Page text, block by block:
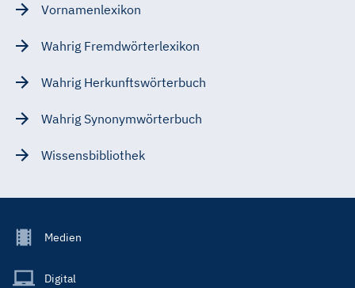
Vornamenlexikon
Wahrig Fremdwörterlexikon
Wahrig Herkunftswörterbuch
Wahrig Synonymwörterbuch
Wissensbibliothek
Footer
Main
Medien
Digital